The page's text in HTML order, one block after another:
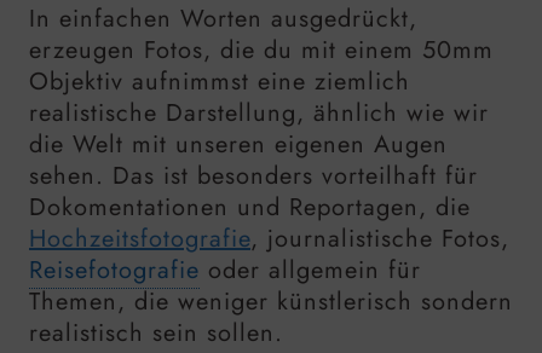
In einfachen Worten ausgedrückt,
erzeugen Fotos, die du mit einem 50mm
Objektiv aufnimmst eine ziemlich
realistische Darstellung, ähnlich wie wir
die Welt mit unseren eigenen Augen
sehen. Das ist besonders vorteilhaft für
Dokomentationen und Reportagen, die
Hochzeitsfotografie, journalistische Fotos,
Reisefotografie oder allgemein für
Themen, die weniger künstlerisch sondern
realistisch sein sollen.